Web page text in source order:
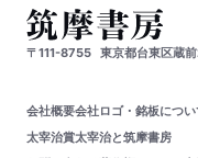
〒111-8755 東京都台東区蔵
会社概要会社ロゴ・銘板につい
太宰治賞太宰治と筑摩書房